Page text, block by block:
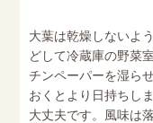
大葉は乾燥しないよ
どして冷蔵庫の野菜
チンペーパーを湿ら
おくとより日持ちし
大丈夫です。風味は